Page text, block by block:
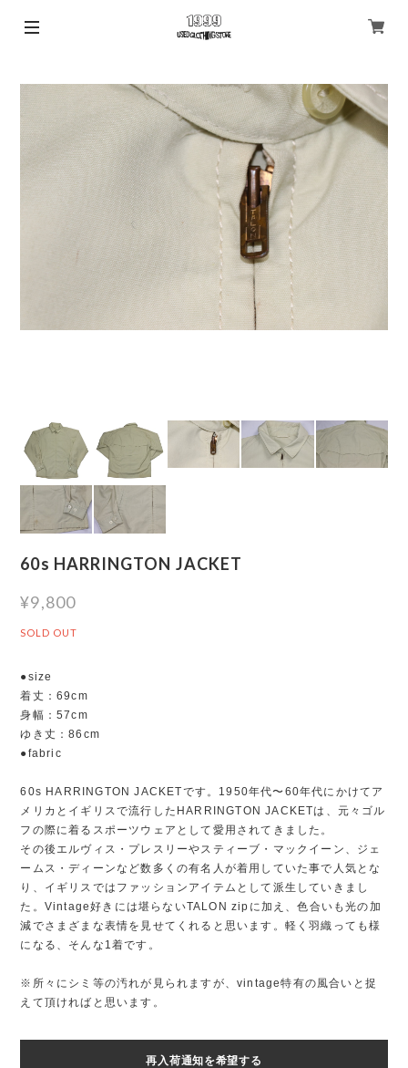
60s HARRINGTON JACKET
¥9,800
SOLD OUT
●size
着丈：69cm
身幅：57cm
ゆき丈：86cm
●fabric
60s HARRINGTON JACKETです。1950年代〜60年代にかけてア
メリカとイギリスで流行したHARRINGTON JACKETは、元々ゴル
フの際に着るスポーツウェアとして愛用されてきました。
その後エルヴィス・プレスリーやスティーブ・マックイーン、ジェ
ームス・ディーンなど数多くの有名人が着用していた事で人気とな
り、イギリスではファッションアイテムとして派生していきまし
た。Vintage好きには堪らないTALON zipに加え、色合いも光の加
減でさまざまな表情を見せてくれると思います。軽く羽織っても様
になる、そんな1着です。
※所々にシミ等の汚れが見られますが、vintage特有の風合いと捉
えて頂ければと思います。
再入荷通知を希望する